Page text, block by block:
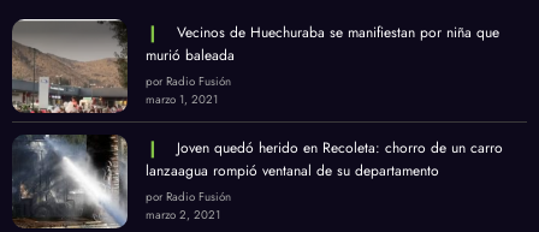
Vecinos de Huechuraba se manifiestan por niña que
murió baleada
por Radio Fusión
marzo 1, 2021
Joven quedó herido en Recoleta: chorro de un carro
lanzaagua rompió ventanal de su departamento
por Radio Fusión
marzo 2, 2021